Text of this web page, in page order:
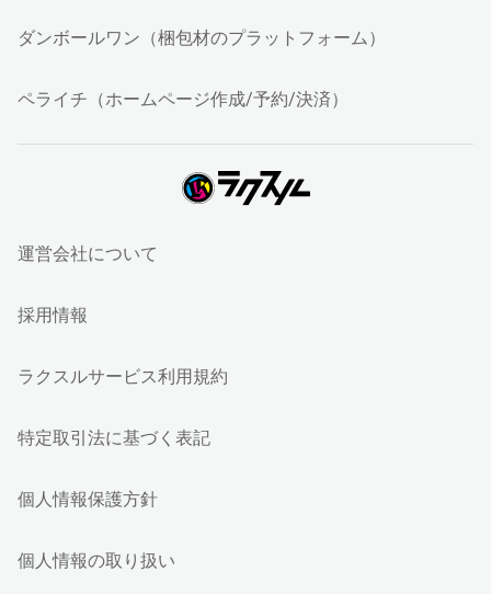
ダンボールワン（梱包材のプラットフォーム）
ペライチ（ホームページ作成/予約/決済）
運営会社について
採用情報
ラクスルサービス利用規約
特定取引法に基づく表記
個人情報保護方針
個人情報の取り扱い